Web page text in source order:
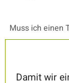
Muss ich einen
Damit wir